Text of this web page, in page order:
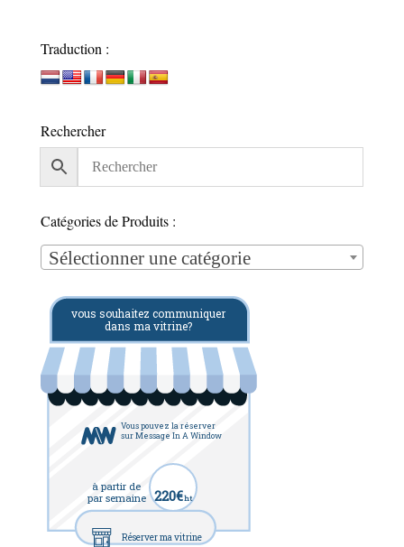
Traduction :
Rechercher
Catégories de Produits :
Sélectionner une catégorie
vous souhaitez communiquer
dans ma vitrine?
Vous pouvez la réserver
sur Message In A Window
à partir de
par semaine 220€ht
Réserver ma vitrine